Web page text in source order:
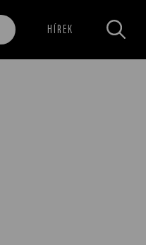
HÍREK